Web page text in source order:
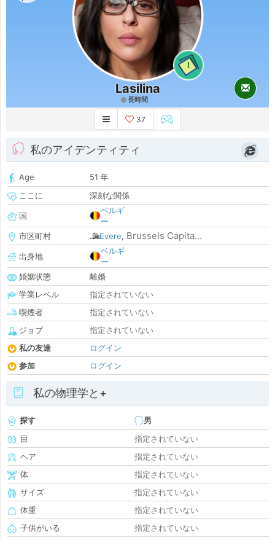
1
Lasilina
長時間
37
私のアイデンティティ
Age
51 年
ここに
深刻な関係
国
ベルギ
ー
市区町村
Evere, Brussels Capita...
出身地
ベルギ
ー
婚姻状態
離婚
学業レベル
指定されていない
喫煙者
指定されていない
ジョブ
指定されていない
私の友達
ログイン
参加
ログイン
私の物理学と+
探す
男
目
指定されていない
ヘア
指定されていない
体
指定されていない
サイズ
指定されていない
体重
指定されていない
子供がいる
指定されていない